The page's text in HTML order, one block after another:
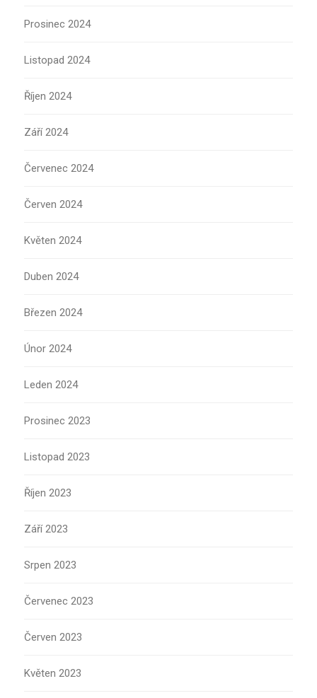
Prosinec 2024
Listopad 2024
Říjen 2024
Září 2024
Červenec 2024
Červen 2024
Květen 2024
Duben 2024
Březen 2024
Únor 2024
Leden 2024
Prosinec 2023
Listopad 2023
Říjen 2023
Září 2023
Srpen 2023
Červenec 2023
Červen 2023
Květen 2023